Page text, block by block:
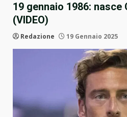
19 gennaio 1986:
(VIDEO)
Redazione 19 Gennaio 2025